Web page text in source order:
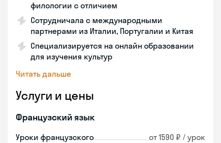
филологии с отличием
Сотрудничала с международными
партнерами из Италии, Португалии и Китая
Специализируется на онлайн образовании
для изучения культур
Читать дальше
Услуги и цены
Французский язык
Уроки французского от 1590 ₽ / урок